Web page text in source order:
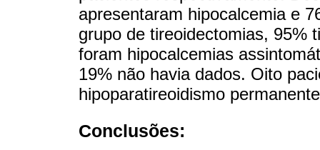
apresentaram hipocalcemia e
grupo de tireoidectomias, 95%
foram hipocalcemias
19% não havia dados. Oito
hipoparatireoidismo
Conclusões: